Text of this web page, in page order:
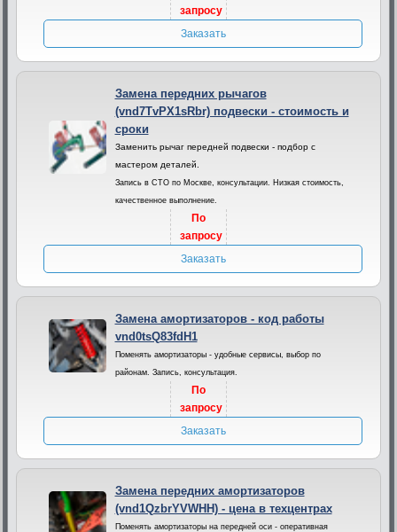
запросу
Заказать
Замена передних рычагов
(vnd7TvPX1sRbr) подвески - стоимость и
сроки
Заменить рычаг передней подвески - подбор с
мастером деталей.
Запись в СТО по Москве, консультации. Низкая стоимость,
качественное выполнение.
По
запросу
Заказать
Замена амортизаторов - код работы
vnd0tsQ83fdH1
Поменять амортизаторы - удобные сервисы, выбор по
районам. Запись, консультация.
По
запросу
Заказать
Замена передних амортизаторов
(vnd1QzbrYVWHH) - цена в техцентрах
Поменять амортизаторы на передней оси - оперативная